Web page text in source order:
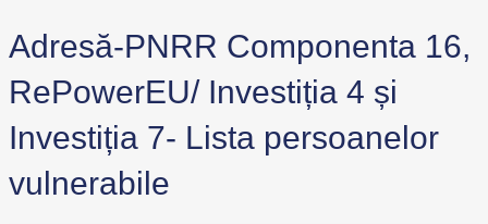
Adresă-PNRR Componenta 16,
RePowerEU/ Investiția 4 și
Investiția 7- Lista persoanelor
vulnerabile